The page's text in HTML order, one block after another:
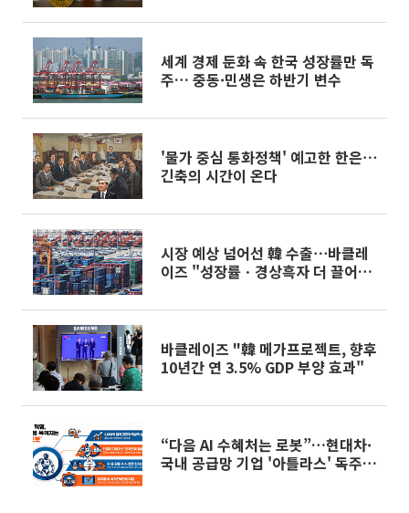
세계 경제 둔화 속 한국 성장률만 독
주… 중동·민생은 하반기 변수
'물가 중심 통화정책' 예고한 한은⋯
긴축의 시간이 온다
시장 예상 넘어선 韓 수출⋯바클레
이즈 "성장률ㆍ경상흑자 더 끌어올
바클레이즈 "韓 메가프로젝트, 향후
10년간 연 3.5% GDP 부양 효과"
“다음 AI 수혜처는 로봇”…현대차·
국내 공급망 기업 '아틀라스' 독주